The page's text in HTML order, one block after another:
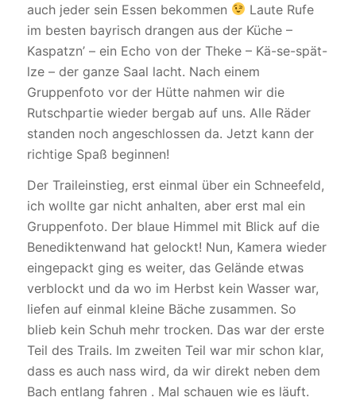
auch jeder sein Essen bekommen
Laute Rufe
im besten bayrisch drangen aus der Küche –
Kaspatzn’ – ein Echo von der Theke – Kä-se-spät-
lze – der ganze Saal lacht. Nach einem
Gruppenfoto vor der Hütte nahmen wir die
Rutschpartie wieder bergab auf uns. Alle Räder
standen noch angeschlossen da. Jetzt kann der
richtige Spaß beginnen!
Der Traileinstieg, erst einmal über ein Schneefeld,
ich wollte gar nicht anhalten, aber erst mal ein
Gruppenfoto. Der blaue Himmel mit Blick auf die
Benediktenwand hat gelockt! Nun, Kamera wieder
eingepackt ging es weiter, das Gelände etwas
verblockt und da wo im Herbst kein Wasser war,
liefen auf einmal kleine Bäche zusammen. So
blieb kein Schuh mehr trocken. Das war der erste
Teil des Trails. Im zweiten Teil war mir schon klar,
dass es auch nass wird, da wir direkt neben dem
Bach entlang fahren . Mal schauen wie es läuft.